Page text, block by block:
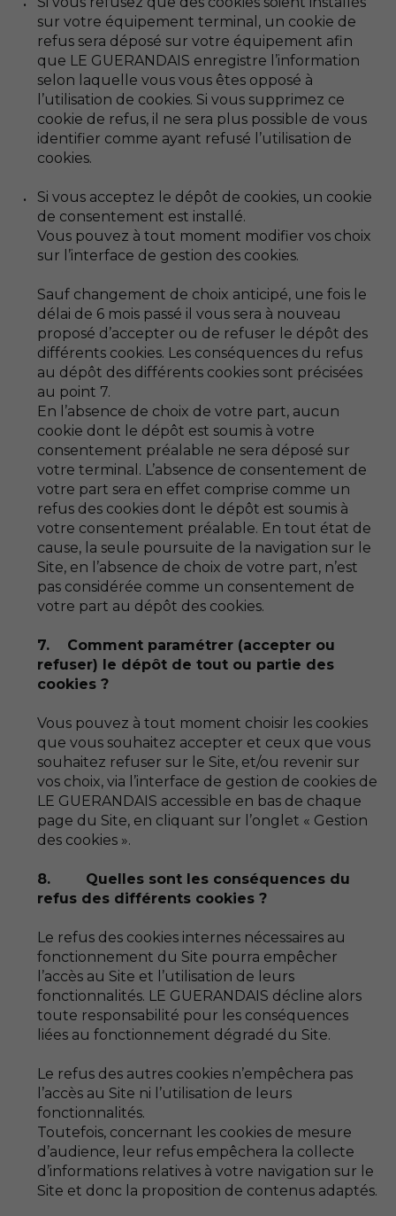
sur votre équipement terminal, un cookie de
refus sera déposé sur votre équipement afin
que LE GUERANDAIS enregistre l’information
selon laquelle vous vous êtes opposé à
l’utilisation de cookies. Si vous supprimez ce
cookie de refus, il ne sera plus possible de vous
identifier comme ayant refusé l’utilisation de
cookies.
Si vous acceptez le dépôt de cookies, un cookie
de consentement est installé.
Vous pouvez à tout moment modifier vos choix
sur l’interface de gestion des cookies.
Sauf changement de choix anticipé, une fois le
délai de 6 mois passé il vous sera à nouveau
proposé d’accepter ou de refuser le dépôt des
différents cookies. Les conséquences du refus
au dépôt des différents cookies sont précisées
au point 7.
En l’absence de choix de votre part, aucun
cookie dont le dépôt est soumis à votre
consentement préalable ne sera déposé sur
votre terminal. L’absence de consentement de
votre part sera en effet comprise comme un
refus des cookies dont le dépôt est soumis à
votre consentement préalable. En tout état de
cause, la seule poursuite de la navigation sur le
Site, en l’absence de choix de votre part, n’est
pas considérée comme un consentement de
votre part au dépôt des cookies.
7. Comment paramétrer (accepter ou
refuser) le dépôt de tout ou partie des
cookies ?
Vous pouvez à tout moment choisir les cookies
que vous souhaitez accepter et ceux que vous
souhaitez refuser sur le Site, et/ou revenir sur
vos choix, via l’interface de gestion de cookies de
LE GUERANDAIS accessible en bas de chaque
page du Site, en cliquant sur l’onglet « Gestion
des cookies ».
8. Quelles sont les conséquences du
refus des différents cookies ?
Le refus des cookies internes nécessaires au
fonctionnement du Site pourra empêcher
l’accès au Site et l’utilisation de leurs
fonctionnalités. LE GUERANDAIS décline alors
toute responsabilité pour les conséquences
liées au fonctionnement dégradé du Site.
Le refus des autres cookies n’empêchera pas
l’accès au Site ni l’utilisation de leurs
fonctionnalités.
Toutefois, concernant les cookies de mesure
d’audience, leur refus empêchera la collecte
d’informations relatives à votre navigation sur le
Site et donc la proposition de contenus adaptés.